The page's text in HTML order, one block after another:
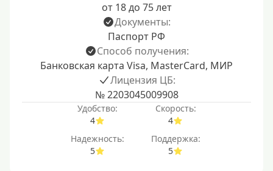
от 18 до 75 лет
Документы:
Паспорт РФ
Способ получения:
Банковская карта Visa, MasterCard, МИР
Лицензия ЦБ:
№ 2203045009908
Удобство:
4
Скорость:
4
Надежность:
5
Поддержка:
5